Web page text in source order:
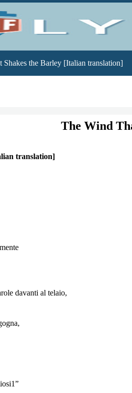
Shakes the Barley [Italian translation]
The Wind
translation]
davanti al telaio,